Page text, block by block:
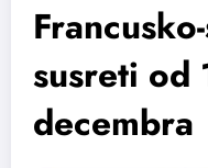
susreti od
decembra